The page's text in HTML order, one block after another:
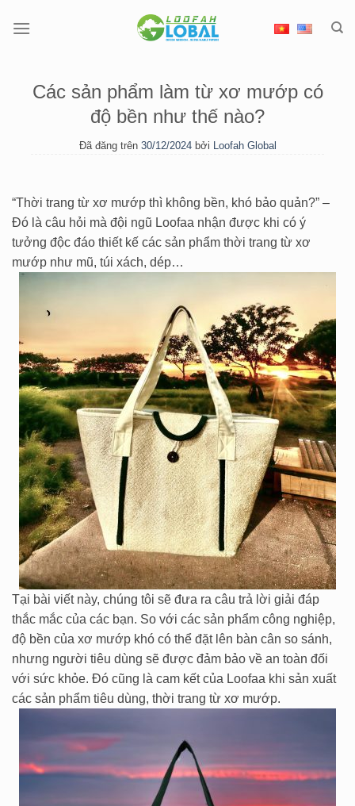
đến
Các sản phẩm làm từ xơ mướp có
độ bền như thế nào?
Đã đăng trên 30/12/2024 bởi Loofah Global
“Thời trang từ xơ mướp thì không bền, khó bảo quản?” –
Đó là câu hỏi mà đội ngũ Loofaa nhận được khi có ý
tưởng độc đáo thiết kế các sản phẩm thời trang từ xơ
mướp như mũ, túi xách, dép…
Tại bài viết này, chúng tôi sẽ đưa ra câu trả lời giải đáp
thắc mắc của các bạn. So với các sản phẩm công nghiệp,
độ bền của xơ mướp khó có thể đặt lên bàn cân so sánh,
nhưng người tiêu dùng sẽ được đảm bảo về an toàn đối
với sức khỏe. Đó cũng là cam kết của Loofaa khi sản xuất
các sản phẩm tiêu dùng, thời trang từ xơ mướp.